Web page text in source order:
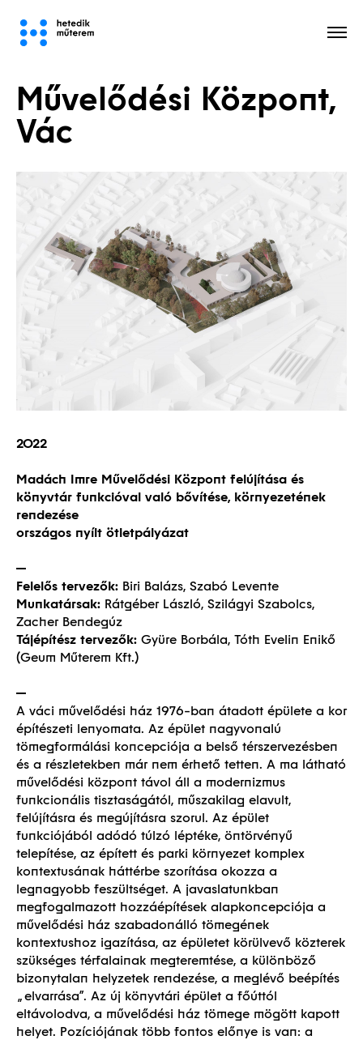
Minden
Művelődési Központ,
Vác
2022
Madách Imre Művelődési Központ felújítása és
könyvtár funkcióval való bővítése, környezetének
rendezése
országos nyílt ötletpályázat
Felelős tervezők: Biri Balázs, Szabó Levente
Munkatársak: Rátgéber László, Szilágyi Szabolcs,
Zacher Bendegúz
Tájépítész tervezők: Gyüre Borbála, Tóth Evelin Enikő
(Geum Műterem Kft.)
A váci művelődési ház 1976-ban átadott épülete a kor
építészeti lenyomata. Az épület nagyvonalú
tömegformálási koncepciója a belső térszervezésben
és a részletekben már nem érhető tetten. A ma látható
művelődési központ távol áll a modernizmus
funkcionális tisztaságától, műszakilag elavult,
felújításra és megújításra szorul. Az épület
funkciójából adódó túlzó léptéke, öntörvényű
telepítése, az épített és parki környezet komplex
kontextusának háttérbe szorítása okozza a
legnagyobb feszültséget. A javaslatunkban
megfogalmazott hozzáépítések alapkoncepciója a
művelődési ház szabadonálló tömegének
kontextushoz igazítása, az épületet körülvevő közterek
szükséges térfalainak megteremtése, a különböző
bizonytalan helyzetek rendezése, a meglévő beépítés
„elvarrása”. Az új könyvtári épület a főúttól
eltávolodva, a művelődési ház tömege mögött kapott
helyet. Pozíciójának több fontos előnye is van: a